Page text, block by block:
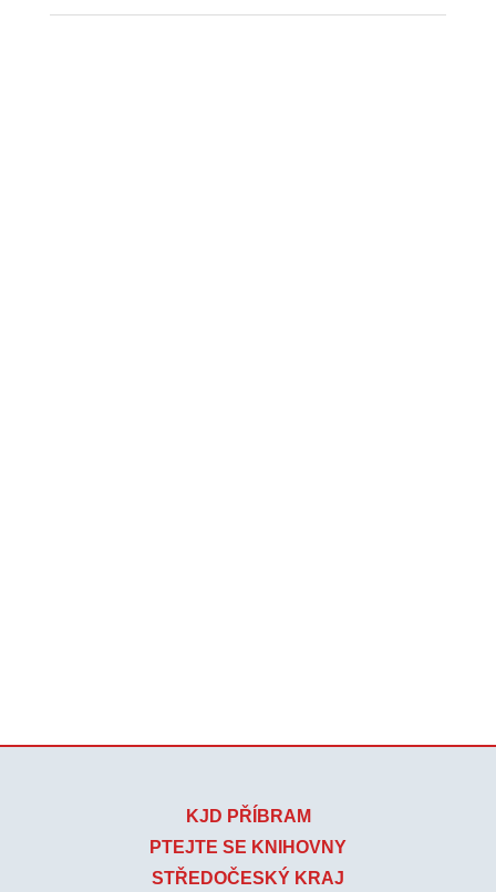
KJD PŘÍBRAM
PTEJTE SE KNIHOVNY
STŘEDOČESKÝ KRAJ